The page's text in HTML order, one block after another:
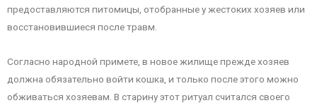
предоставляются питомицы, отобранные у жестоких хозяев или
восстановившиеся после травм.
Согласно народной примете, в новое жилище прежде хозяев
должна обязательно войти кошка, и только после этого можно
обживаться хозяевам. В старину этот ритуал считался своего